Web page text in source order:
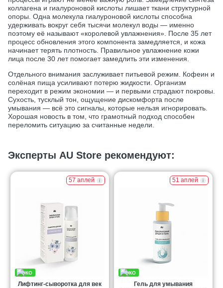
коллагена и гиалуроновой кислоты лишает ткани структурной
опоры. Одна молекула гиалуроновой кислоты способна
удерживать вокруг себя тысячи молекул воды — именно
поэтому её называют «королевой увлажнения». После 35 лет
процесс обновления этого компонента замедляется, и кожа
начинает терять плотность. Правильное увлажнение кожи
лица после 30 лет помогает замедлить эти изменения.
Отдельного внимания заслуживает питьевой режим. Кофеин и
солёная пища усиливают потерю жидкости. Организм
переходит в режим экономии — и первыми страдают покровы.
Сухость, тусклый тон, ощущение дискомфорта после
умывания — всё это сигналы, которые нельзя игнорировать.
Хорошая новость в том, что грамотный подход способен
переломить ситуацию за считанные недели.
Эксперты AU Store рекомендуют:
57 аплей
Лифтинг-сыворотка для век
51 аплей
Гель для умывания